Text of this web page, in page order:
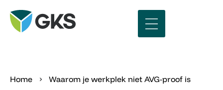
Home › Waarom je werkplek niet AVG-proof is